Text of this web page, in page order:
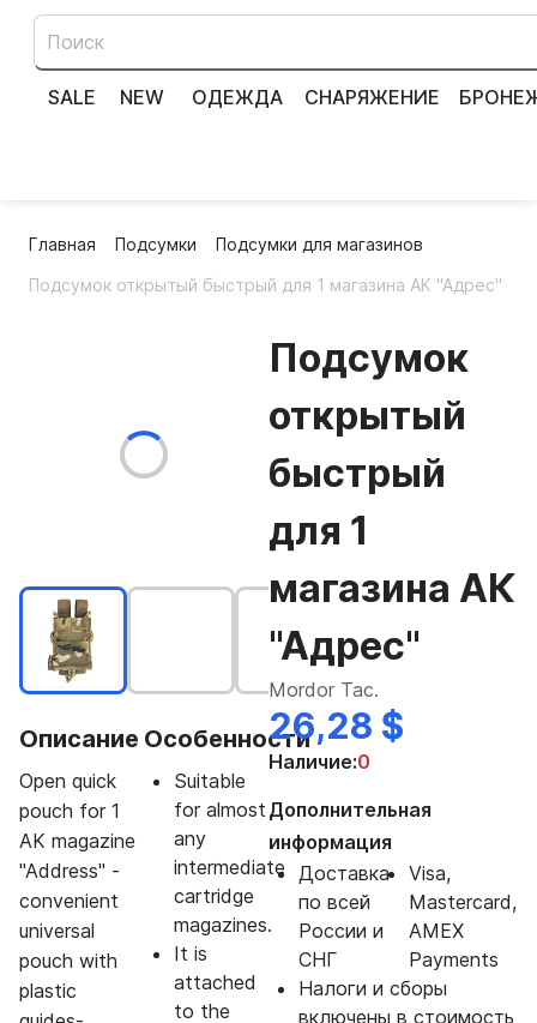
SALE NEW ОДЕЖДА СНАРЯЖЕНИЕ
Главная Подсумки
Подсумки для магазинов
Подсумок открытый быстрый для 1 магазина АК "Адрес"
Описание
Open quick
pouch for 1
AK magazine
"Address" -
convenient
universal
pouch with
plastic
Особенности
Suitable
for almost
any
intermediate
cartridge
magazines.
It is
attached
to the
Подсумок
открытый
быстрый
для 1
магазина АК
"Адрес"
Mordor Tac.
26,28 $
Наличие:0
Дополнительная
информация
Доставка
по всей
России и
СНГ
Visa,
Mastercard,
AMEX
Payments
Налоги и сборы
включены в стоимость